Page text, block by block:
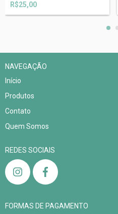
R$25,00
NAVEGAÇÃO
Início
Produtos
Contato
Quem Somos
REDES SOCIAIS
FORMAS DE PAGAMENTO